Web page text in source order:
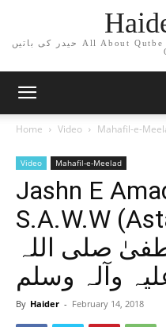
حیدر کی باتیں All About Qutbe Madina Sarkar Haji Ghulam Haider
Home Video Mahafil-e-
Video Mahafil-e-Meelad
Jashn E
S.A.W.W
صلی اللہ
وآلہ وسلم
By Haider - February 14, 2018